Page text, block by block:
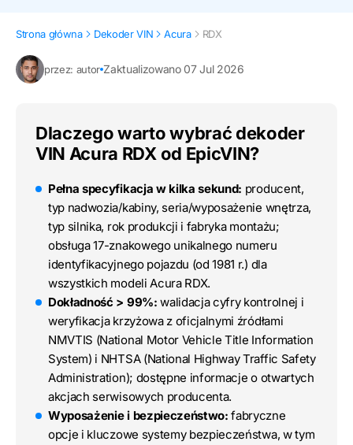
Strona główna Dekoder VIN Acura RDX
przez: autor Zaktualizowano 07 Jul 2026
Dlaczego warto wybrać dekoder
VIN Acura RDX od EpicVIN?
Pełna specyfikacja w kilka sekund: producent,
typ nadwozia/kabiny, seria/wyposażenie wnętrza,
typ silnika, rok produkcji i fabryka montażu;
obsługa 17-znakowego unikalnego numeru
identyfikacyjnego pojazdu (od 1981 r.) dla
wszystkich modeli Acura RDX.
Dokładność > 99%: walidacja cyfry kontrolnej i
weryfikacja krzyżowa z oficjalnymi źródłami
NMVTIS (National Motor Vehicle Title Information
System) i NHTSA (National Highway Traffic Safety
Administration); dostępne informacje o otwartych
akcjach serwisowych producenta.
Wyposażenie i bezpieczeństwo: fabryczne
opcje i kluczowe systemy bezpieczeństwa, w tym